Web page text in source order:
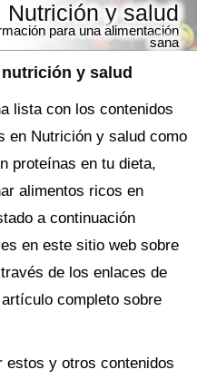
nutrición y salud
Nutrición y salud
para una alimentación
sana
lista con los contenidos
en Nutrición y salud como
proteínas en tu dieta,
alimentos ricos en
a continuación
en este sitio web sobre
de los enlaces de
completo sobre
estos y otros contenidos